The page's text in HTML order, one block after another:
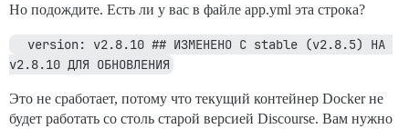
Но подождите. Есть ли у вас в файле app.yml эта строка?
v2.8.10 ДЛЯ ОБНОВЛЕНИЯ
Это не сработает, потому что текущий контейнер Docker не
будет работать со столь старой версией Discourse. Вам нужно